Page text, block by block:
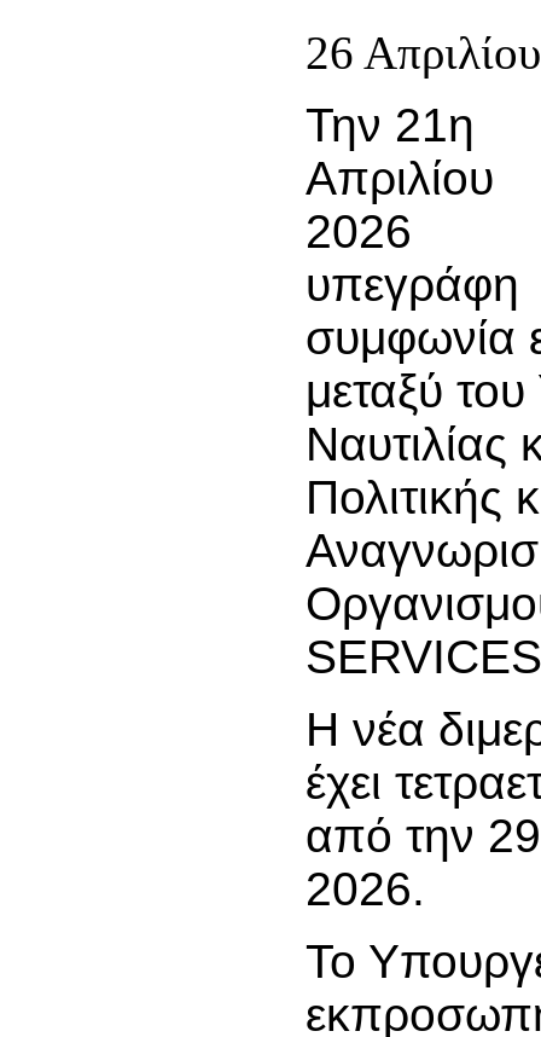
26
Την 21η
Απριλίου
2026
υπεγράφη
συμφωνία
μεταξύ
Ναυτιλίας
Πολιτικής
Η νέα
έχει
από την
2026.
Το